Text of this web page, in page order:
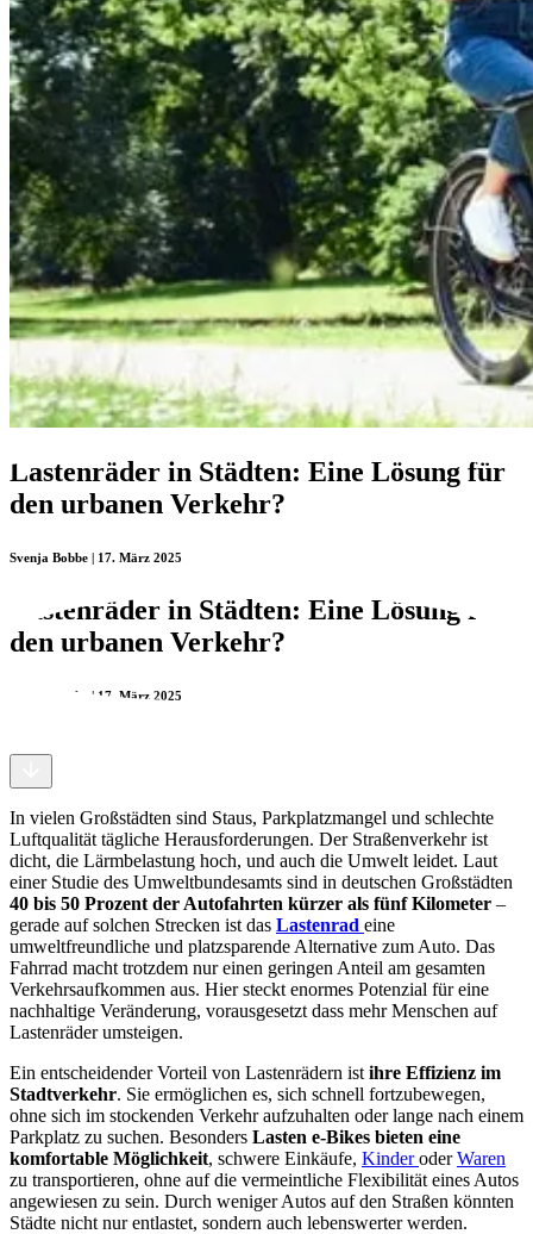
Lastenräder in Städten: Eine Lösung für
den urbanen Verkehr?
Svenja Bobbe | 17. März 2025
Lastenräder in Städten: Eine Lösung für
den urbanen Verkehr?
Svenja Bobbe | 17. März 2025
In vielen Großstädten sind Staus, Parkplatzmangel und schlechte
Luftqualität tägliche Herausforderungen. Der Straßenverkehr ist
dicht, die Lärmbelastung hoch, und auch die Umwelt leidet. Laut
einer Studie des Umweltbundesamts sind in deutschen Großstädten
40 bis 50 Prozent der Autofahrten kürzer als fünf Kilometer –
gerade auf solchen Strecken ist das Lastenrad eine
umweltfreundliche und platzsparende Alternative zum Auto. Das
Fahrrad macht trotzdem nur einen geringen Anteil am gesamten
Verkehrsaufkommen aus. Hier steckt enormes Potenzial für eine
nachhaltige Veränderung, vorausgesetzt dass mehr Menschen auf
Lastenräder umsteigen.
Ein entscheidender Vorteil von Lastenrädern ist ihre Effizienz im
Stadtverkehr. Sie ermöglichen es, sich schnell fortzubewegen,
ohne sich im stockenden Verkehr aufzuhalten oder lange nach einem
Parkplatz zu suchen. Besonders Lasten e-Bikes bieten eine
komfortable Möglichkeit, schwere Einkäufe, KinderoderWaren
zu transportieren, ohne auf die vermeintliche Flexibilität eines Autos
angewiesen zu sein. Durch weniger Autos auf den Straßen könnten
Städte nicht nur entlastet, sondern auch lebenswerter werden.